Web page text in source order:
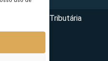
da Reforma Tributária